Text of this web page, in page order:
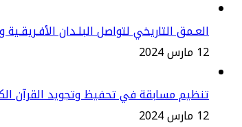
العـمق التاريخي لتواصل البلـدان
12 مارس 2024
تنظيم مسابقة في تحفيظ وتجويد القرآن
12 مارس 2024